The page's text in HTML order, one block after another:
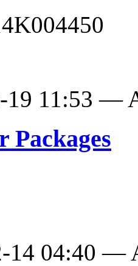
19 11:53 —
Packages
14 04:40 —